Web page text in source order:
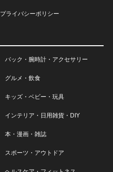
プライバシーポリシー
バック・腕時計・アクセサリー
グルメ・飲食
キッズ・ベビー・玩具
インテリア・日用雑貨・DIY
本・漫画・雑誌
スポーツ・アウトドア